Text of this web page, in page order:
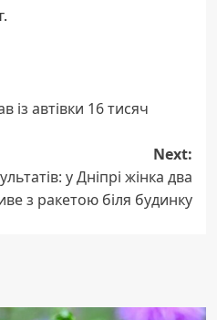
із автівки 16 тисяч
Next:
у Дніпрі жінка два
з ракетою біля будинку